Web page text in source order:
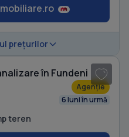
prețurilor
în Fundeni
Agenție
6 luni în urmă
teren